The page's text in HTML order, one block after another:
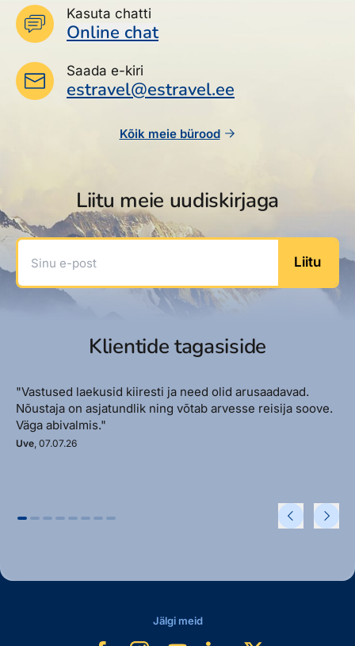
Kasuta chatti
Online chat
Saada e-kiri
estravel@estravel.ee
Kõik meie bürood
Liitu meie uudiskirjaga
Sinu e-post
Liitu
Klientide tagasiside
"Vastused laekusid kiiresti ja need olid arusaadavad.
Nõustaja on asjatundlik ning võtab arvesse reisija soove.
Väga abivalmis."
Uve , 07.07.26
Jälgi meid